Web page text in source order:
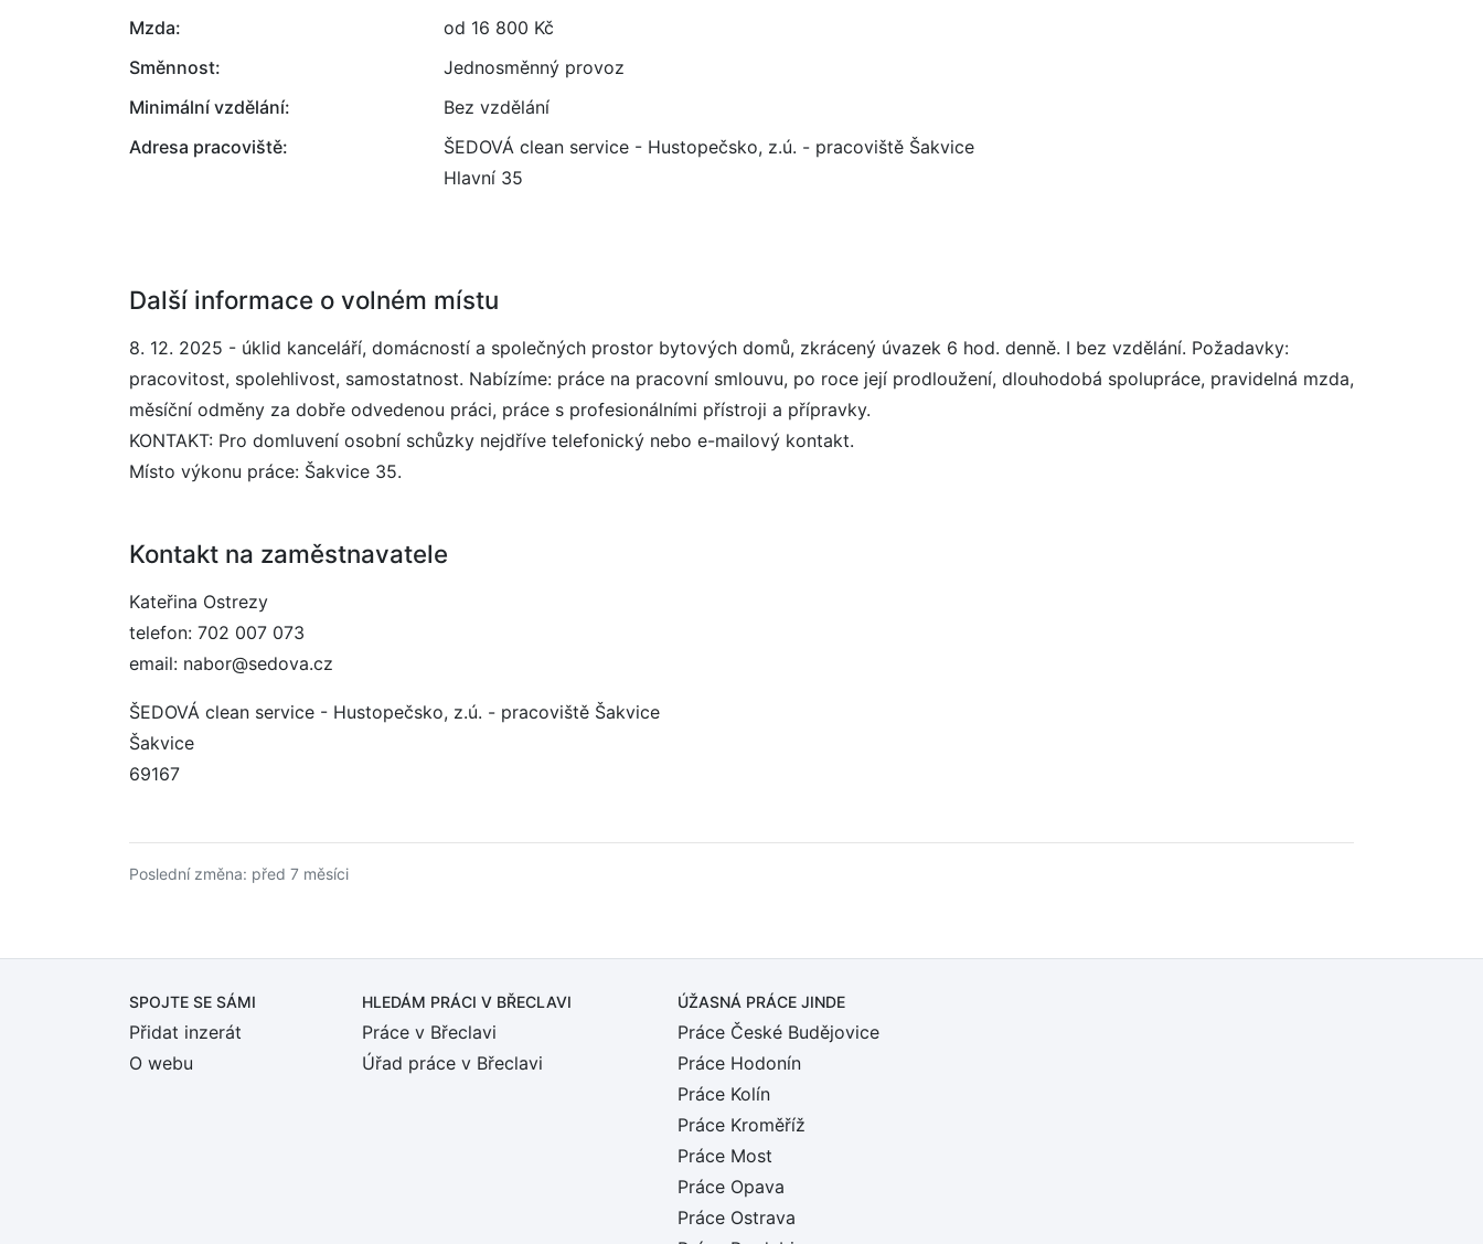
Mzda:
od 16 800 Kč
Směnnost:
Jednosměnný provoz
Minimální vzdělání:
Bez vzdělání
Adresa pracoviště:
ŠEDOVÁ clean service - Hustopečsko, z.ú. - pracoviště Šakvice
Hlavní 35
Další informace o volném místu
8. 12. 2025 - úklid kanceláří, domácností a společných prostor bytových domů, zkrácený úvazek 6 hod. denně. I bez vzdělání. Požadavky:
pracovitost, spolehlivost, samostatnost. Nabízíme: práce na pracovní smlouvu, po roce její prodloužení, dlouhodobá spolupráce, pravidelná mzda,
měsíční odměny za dobře odvedenou práci, práce s profesionálními přístroji a přípravky.
KONTAKT: Pro domluvení osobní schůzky nejdříve telefonický nebo e-mailový kontakt.
Místo výkonu práce: Šakvice 35.
Kontakt na zaměstnavatele
Kateřina Ostrezy
telefon: 702 007 073
email: nabor@sedova.cz
ŠEDOVÁ clean service - Hustopečsko, z.ú. - pracoviště Šakvice
Šakvice
69167
Poslední změna: před 7 měsíci
SPOJTE SE SÁMI
Přidat inzerát
O webu
HLEDÁM PRÁCI V BŘECLAVI
Práce v Břeclavi
Úřad práce v Břeclavi
ÚŽASNÁ PRÁCE JINDE
Práce České Budějovice
Práce Hodonín
Práce Kolín
Práce Kroměříž
Práce Most
Práce Opava
Práce Ostrava